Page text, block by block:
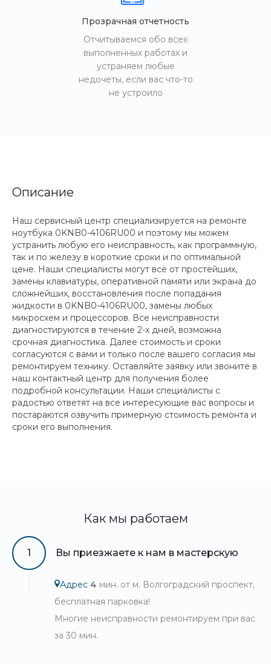
Прозрачная отчетность
Отчитываемся обо всех
выполненных работах и
устраняем любые
недочеты, если вас что-то
не устроило
Описание
Наш сервисный центр специализируется на ремонте
ноутбука 0KNB0-4106RU00 и поэтому мы можем
устранить любую его неисправность, как программную,
так и по железу в короткие сроки и по оптимальной
цене. Наши специалисты могут всё от простейших,
замены клавиатуры, оперативной памяти или экрана до
сложнейших, восстановления после попадания
жидкости в 0KNB0-4106RU00, замены любых
микросхем и процессоров. Все неисправности
диагностируются в течение 2-х дней, возможна
срочная диагностика. Далее стоимость и сроки
согласуются с вами и только после вашего согласия мы
ремонтируем технику. Оставляйте заявку или звоните в
наш контактный центр для получения более
подробной консультации. Наши специалисты с
радостью ответят на все интересующие вас вопросы и
постараются озвучить примерную стоимость ремонта и
сроки его выполнения.
Как мы работаем
1 Вы приезжаете к нам в мастерскую
Адрес 4 мин. от м. Волгоградский проспект,
бесплатная парковка!
Многие неисправности ремонтируем при вас
за 30 мин.